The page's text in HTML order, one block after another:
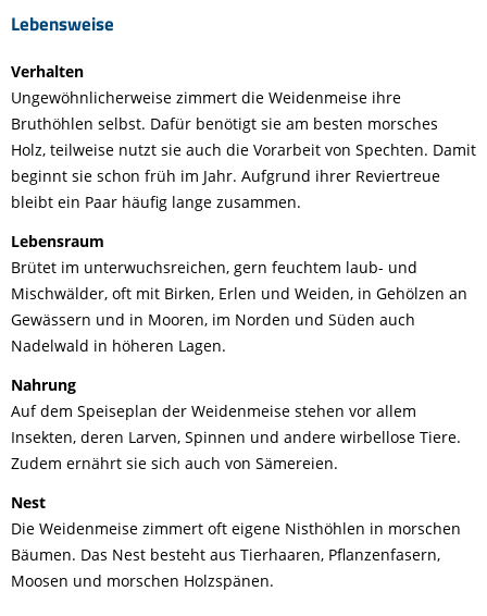
Lebensweise
Verhalten
Ungewöhnlicherweise zimmert die Weidenmeise ihre
Bruthöhlen selbst. Dafür benötigt sie am besten morsches
Holz, teilweise nutzt sie auch die Vorarbeit von Spechten. Damit
beginnt sie schon früh im Jahr. Aufgrund ihrer Reviertreue
bleibt ein Paar häufig lange zusammen.
Lebensraum
Brütet im unterwuchsreichen, gern feuchtem laub- und
Mischwälder, oft mit Birken, Erlen und Weiden, in Gehölzen an
Gewässern und in Mooren, im Norden und Süden auch
Nadelwald in höheren Lagen.
Nahrung
Auf dem Speiseplan der Weidenmeise stehen vor allem
Insekten, deren Larven, Spinnen und andere wirbellose Tiere.
Zudem ernährt sie sich auch von Sämereien.
Nest
Die Weidenmeise zimmert oft eigene Nisthöhlen in morschen
Bäumen. Das Nest besteht aus Tierhaaren, Pflanzenfasern,
Moosen und morschen Holzspänen.